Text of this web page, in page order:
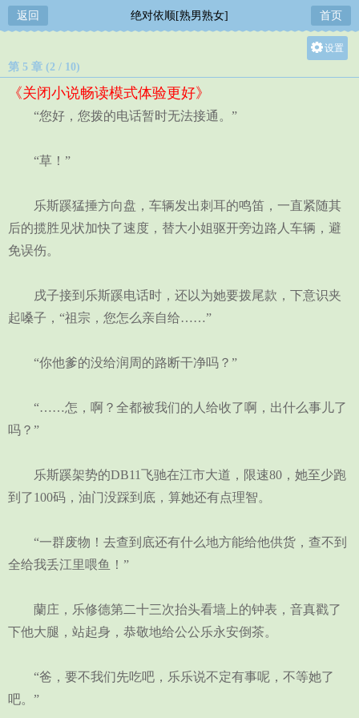
返回 绝对依顺[熟男熟女] 首页
设置
第 5 章 (2 / 10)
《关闭小说畅读模式体验更好》
“您好，您拨的电话暂时无法接通。”
“草！”
乐斯蹊猛捶方向盘，车辆发出刺耳的鸣笛，一直紧随其
后的揽胜见状加快了速度，替大小姐驱开旁边路人车辆，避
免误伤。
戌子接到乐斯蹊电话时，还以为她要拨尾款，下意识夹
起嗓子，“祖宗，您怎么亲自给……”
“你他爹的没给润周的路断干净吗？”
“……怎，啊？全都被我们的人给收了啊，出什么事儿了
吗？”
乐斯蹊架势的DB11飞驰在江市大道，限速80，她至少跑
到了100码，油门没踩到底，算她还有点理智。
“一群废物！去查到底还有什么地方能给他供货，查不到
全给我丢江里喂鱼！”
蘭庄，乐修德第二十三次抬头看墙上的钟表，音真戳了
下他大腿，站起身，恭敬地给公公乐永安倒茶。
“爸，要不我们先吃吧，乐乐说不定有事呢，不等她了
吧。”